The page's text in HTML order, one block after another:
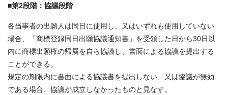
■第2段階：協議段階
各当事者の出願人は同日に使用し、又はいずれも使用していない
場合、「商標登録同日出願協議通知書」を受領した日から30日以
内に商標出願権の帰属を自ら協議し、書面による協議を提出する
ことができる。
規定の期限内に書面による協議書を提出しない、又は協議が無効
である場合、協議が成立しなかったものと見なす。